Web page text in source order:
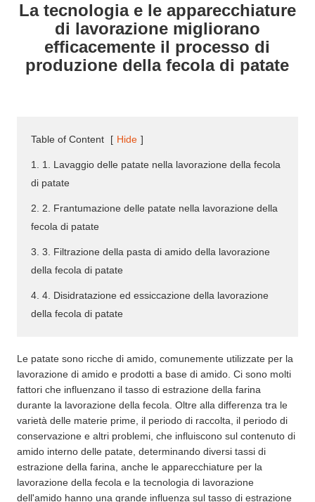
La tecnologia e le apparecchiature
di lavorazione migliorano
efficacemente il processo di
produzione della fecola di patate
Table of Content [ Hide ]
1. 1. Lavaggio delle patate nella lavorazione della fecola
di patate
2. 2. Frantumazione delle patate nella lavorazione della
fecola di patate
3. 3. Filtrazione della pasta di amido della lavorazione
della fecola di patate
4. 4. Disidratazione ed essiccazione della lavorazione
della fecola di patate
Le patate sono ricche di amido, comunemente utilizzate per la
lavorazione di amido e prodotti a base di amido. Ci sono molti
fattori che influenzano il tasso di estrazione della farina
durante la lavorazione della fecola. Oltre alla differenza tra le
varietà delle materie prime, il periodo di raccolta, il periodo di
conservazione e altri problemi, che influiscono sul contenuto di
amido interno delle patate, determinando diversi tassi di
estrazione della farina, anche le apparecchiature per la
lavorazione della fecola e la tecnologia di lavorazione
dell'amido hanno una grande influenza sul tasso di estrazione